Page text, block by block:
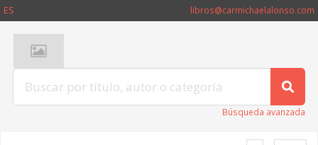
ES libros@carmichaelalonso.com
Búsqueda avanzada